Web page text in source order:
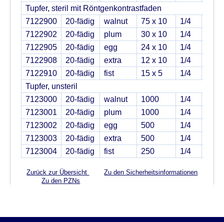
Tupfer, steril mit Röntgenkontrastfaden
7122900
20-fädig walnut 75 x 10 1/4
7122902
20-fädig plum 30 x 10 1/4
7122905
20-fädig egg 24 x 10 1/4
7122908
20-fädig extra 12 x 10 1/4
7122910
20-fädig fist 15 x 5 1/4
Tupfer, unsteril
7123000
20-fädig walnut 1000 1/4
7123001
20-fädig plum 1000 1/4
7123002
20-fädig egg 500 1/4
7123003
20-fädig extra 500 1/4
7123004
20-fädig fist 250 1/4
Zurück zur Übersicht
Zu den Sicherheitsinformationen
Zu den PZNs